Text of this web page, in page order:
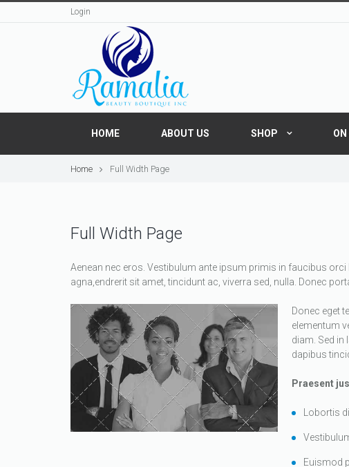
Login
HOME ABOUT US SHOP
Home Full Width Page
Full Width Page
Aenean nec eros. Vestibulum ante ipsum primis in faucibus
agna,endrerit sit amet, tincidunt ac, viverra sed, nulla. Donec
Donec eget
elementum
diam. Sed in
dapibus
Praesent
Lobortis
Euismod